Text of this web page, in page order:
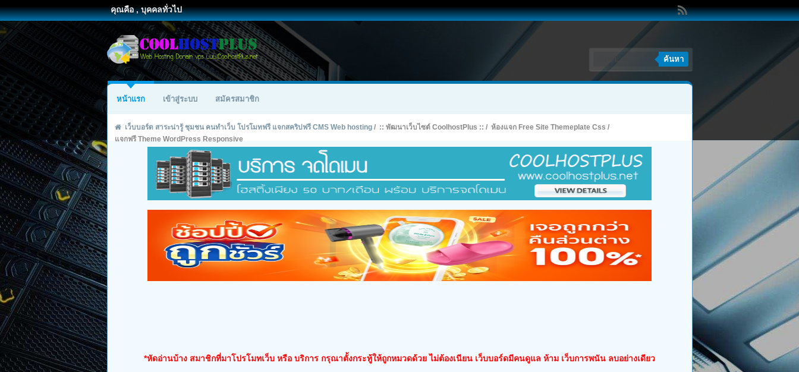
คุณคือ , บุคคลทั่วไป
ค้นหา
หน้าแรก เข้าสู่ระบบ สมัครสมาชิก
เว็บบอร์ด สาระน่ารู้ ชุมชน คนทำเว็บ โปรโมทฟรี แจกสคริปฟรี CMS Web hosting/ :: พัฒนาเว็บไซต์ CoolhostPlus :: / ห้องแจก Free Site Themeplate Css /
แจกฟรี Theme WordPress Responsive
*หัดอ่านบ้าง สมาชิกที่มาโปรโมทเว็บ หรือ บริการ กรุณาตั้งกระทู้ให้ถูกหมวดด้วย ไม่ต้องเนียน เว็บบอร์ดมีคนดูแล ห้าม เว็บการพนัน ลบอย่างเดียว